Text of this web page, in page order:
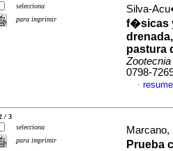
selecciona
para imprimir
Silva-
f�sicas
pastura
Zootecnia
0798-
·
/ 3
selecciona
para imprimir
Prueba